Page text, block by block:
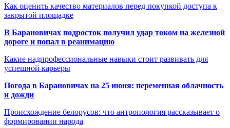
Как оценить качество материалов перед покупкой доступа к
закрытой площадке
В Барановичах подросток получил удар током на железной
дороге и попал в реанимацию
Какие надпрофессиональные навыки стоит развивать для
успешной карьеры
Погода в Барановичах на 25 июня: переменная облачность
и дожди
Происхождение белорусов: что антропология рассказывает о
формировании народа